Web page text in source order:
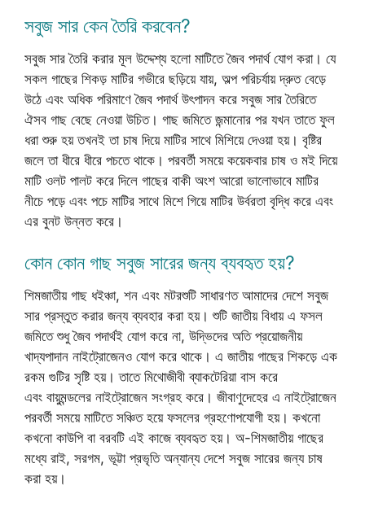
সবুজ সার কেন তৈরি করবেন?
সবুজ সার তৈরি করার মূল উদ্দেশ্য হলো মাটিতে জৈব পদার্থ যোগ করা। যে
সকল গাছের শিকড় মাটির গভীরে ছড়িয়ে যায়, অল্প পরিচর্যায় দ্রুত বেড়ে
উঠে এবং অধিক পরিমাণে জৈব পদার্থ উৎপাদন করে সবুজ সার তৈরিতে
ঐসব গাছ বেছে নেওয়া উচিত। গাছ জমিতে জন্মানোর পর যখন তাতে ফুল
ধরা শুরু হয় তখনই তা চাষ দিয়ে মাটির সাথে মিশিয়ে দেওয়া হয়। বৃষ্টির
জলে তা ধীরে ধীরে পচতে থাকে। পরবর্তী সময়ে কয়েকবার চাষ ও মই দিয়ে
মাটি ওলট পালট করে দিলে গাছের বাকী অংশ আরো ভালোভাবে মাটির
নীচে পড়ে এবং পচে মাটির সাথে মিশে গিয়ে মাটির উর্বরতা বৃদ্ধি করে এবং
এর বুনট উন্নত করে।
কোন কোন গাছ সবুজ সারের জন্য ব্যবহৃত হয়?
শিমজাতীয় গাছ ধইঞ্চা, শন এবং মটরশুটি সাধারণত আমাদের দেশে সবুজ
সার প্রস্তুত করার জন্য ব্যবহার করা হয়। শুটি জাতীয় বিধায় এ ফসল
জমিতে শুধু জৈব পদার্থই যোগ করে না, উদ্ভিদের অতি প্রয়োজনীয়
খাদ্যপাদান নাইট্রোজেনও যোগ করে থাকে। এ জাতীয় গাছের শিকড়ে এক
রকম গুটির সৃষ্টি হয়। তাতে মিথোজীবী ব্যাকটেরিয়া বাস করে
এবং বায়ুমন্ডলের নাইট্রোজেন সংগ্রহ করে। জীবাণুদেহের এ নাইট্রোজেন
পরবর্তী সময়ে মাটিতে সঞ্চিত হয়ে ফসলের গ্রহণোপযোগী হয়। কখনো
কখনো কাউপি বা বরবটি এই কাজে ব্যবহৃত হয়। অ-শিমজাতীয় গাছের
মধ্যে রাই, সরগম, ভূট্টা প্রভৃতি অন্যান্য দেশে সবুজ সারের জন্য চাষ
করা হয়।